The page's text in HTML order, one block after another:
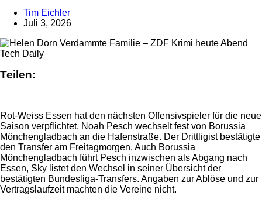
Tim Eichler
Juli 3, 2026
Tech Daily
Teilen:
Rot-Weiss Essen hat den nächsten Offensivspieler für die neue
Saison verpflichtet. Noah Pesch wechselt fest von Borussia
Mönchengladbach an die Hafenstraße. Der Drittligist bestätigte
den Transfer am Freitagmorgen. Auch Borussia
Mönchengladbach führt Pesch inzwischen als Abgang nach
Essen, Sky listet den Wechsel in seiner Übersicht der
bestätigten Bundesliga-Transfers. Angaben zur Ablöse und zur
Vertragslaufzeit machten die Vereine nicht.